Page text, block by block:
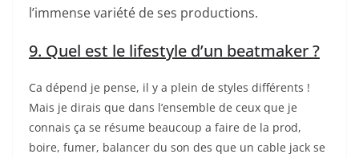
l’immense variété de ses productions.
9. Quel est le lifestyle d’un beatmaker ?
Ca dépend je pense, il y a plein de styles différents !
Mais je dirais que dans l’ensemble de ceux que je
connais ça se résume beaucoup a faire de la prod,
boire, fumer, balancer du son des que un cable jack se